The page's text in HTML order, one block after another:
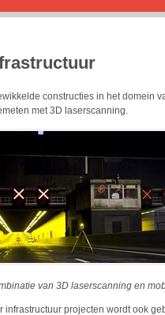
constructies in het domein
met 3D laserscanning.
van 3D laserscanning en
infrastructuur projecten wordt ook